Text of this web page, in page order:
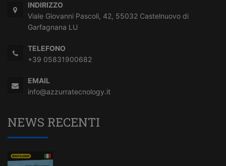
INDIRIZZO
Viale Giovanni Pascoli, 42, 55032 Castelnuovo di
Garfagnana LU
TELEFONO
+39 05831900682
EMAIL
info@azzurratecnology.it
NEWS RECENTI